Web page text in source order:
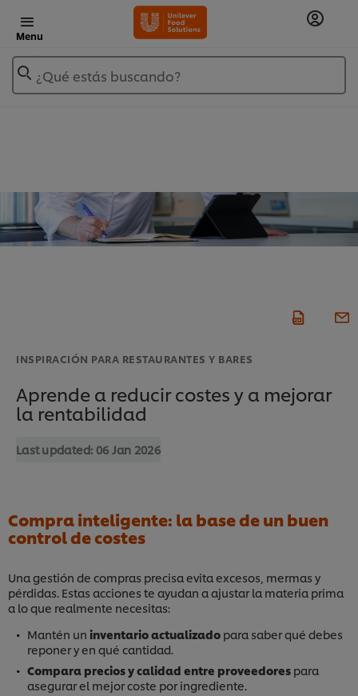
Menu
¿Qué estás buscando?
INSPIRACIÓN PARA RESTAURANTES Y BARES
Aprende a reducir costes y a mejorar
la rentabilidad
Last updated: 06 Jan 2026
Compra inteligente: la base de un buen
control de costes
Una gestión de compras precisa evita excesos, mermas y
pérdidas. Estas acciones te ayudan a ajustar la materia prima
a lo que realmente necesitas:
Mantén un inventario actualizado para saber qué debes
reponer y en qué cantidad.
Compara precios y calidad entre proveedores para
asegurar el mejor coste por ingrediente.